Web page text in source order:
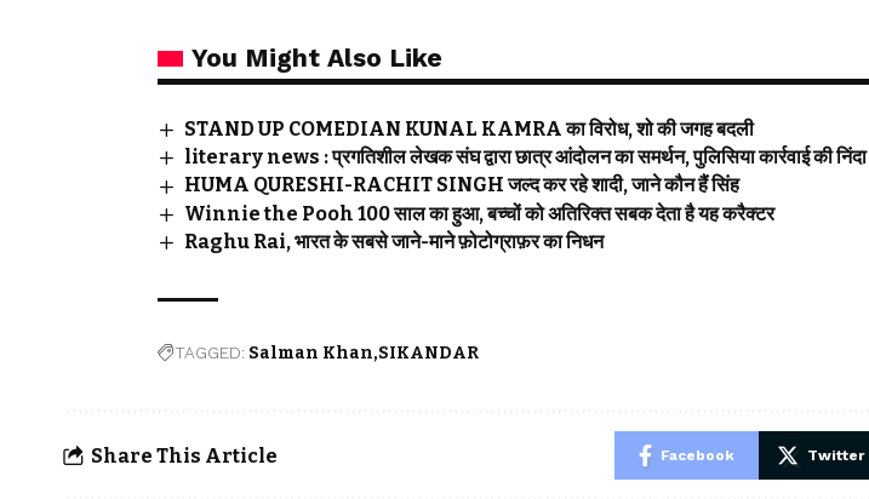
You Might Also Like
STAND UP COMEDIAN KUNAL KAMRA का विरोध, शो की जगह बदली
literary news : प्रगतिशील लेखक संघ द्वारा छात्र आंदोलन का समर्थन, पुलिसिया कार्रवाई की निंदा
HUMA QURESHI-RACHIT SINGH जल्द कर रहे शादी, जाने कौन हैं सिंह
Winnie the Pooh 100 साल का हुआ, बच्चों को अतिरिक्त सबक देता है यह करैक्टर
Raghu Rai, भारत के सबसे जाने-माने फ़ोटोग्राफ़र का निधन
TAGGED: Salman Khan SIKANDAR
Share This Article Facebook Twitter